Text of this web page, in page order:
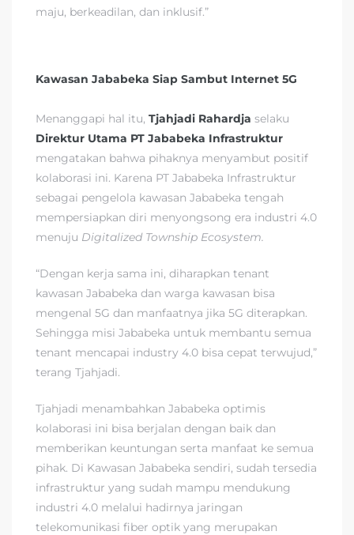
maju, berkeadilan, dan inklusif.”
Kawasan Jababeka Siap Sambut Internet 5G
Menanggapi hal itu, Tjahjadi Rahardja selaku
Direktur Utama PT Jababeka Infrastruktur
mengatakan bahwa pihaknya menyambut positif
kolaborasi ini. Karena PT Jababeka Infrastruktur
sebagai pengelola kawasan Jababeka tengah
mempersiapkan diri menyongsong era industri 4.0
menuju Digitalized Township Ecosystem.
“Dengan kerja sama ini, diharapkan tenant
kawasan Jababeka dan warga kawasan bisa
mengenal 5G dan manfaatnya jika 5G diterapkan.
Sehingga misi Jababeka untuk membantu semua
tenant mencapai industry 4.0 bisa cepat terwujud,”
terang Tjahjadi.
Tjahjadi menambahkan Jababeka optimis
kolaborasi ini bisa berjalan dengan baik dan
memberikan keuntungan serta manfaat ke semua
pihak. Di Kawasan Jababeka sendiri, sudah tersedia
infrastruktur yang sudah mampu mendukung
industri 4.0 melalui hadirnya jaringan
telekomunikasi fiber optik yang merupakan